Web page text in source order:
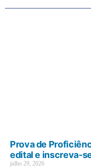
Prova de
edital e inscreva-
julho 29, 2026